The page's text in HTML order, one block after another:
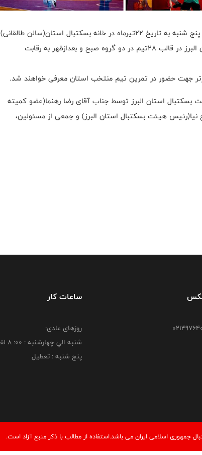
جشنواره مینی بسکتبال استان البرز در بخش پسران در روز پنج شنبه به تاریخ ۲۲تیرماه در خانه بسکتبال استان(سالن طالقانی)
برگزار شد و در این جشنواره ۱۱۲بازیکن از باشگاه های استان البرز در قالب ۲۸تیم در دو گروه صبح و بعدازظهر به رقابت
بسکتبال استان البرز توسط جناب آقای رضا رهنما(عضو کمیته
هیئت بسکتبال استان البرز) و جمعی از مسئولین،
ساعات کار
روزهای عادی:
شنبه الي چهارشنبه : 00: 8 لغايت 16:00
پنج شنبه : تعطیل
اسلامی ایران می باشد.استفاده از مطالب با ذكر منبع آزاد است.